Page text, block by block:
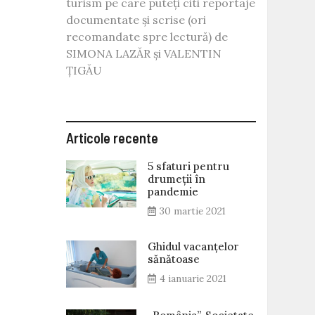
turism pe care puteți citi reportaje
documentate și scrise (ori
recomandate spre lectură) de
SIMONA LAZĂR și VALENTIN
ȚIGĂU
Articole recente
5 sfaturi pentru
drumeții în
pandemie
30 martie 2021
Ghidul vacanțelor
sănătoase
4 ianuarie 2021